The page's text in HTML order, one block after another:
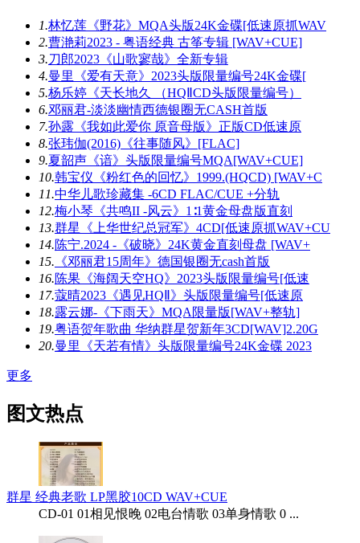
1.林忆莲《野花》MQA头版24K金碟[低速原抓WAV
2.曹滟莉2023 - 粤语经典 古筝专辑 [WAV+CUE]
3.刀郎2023《山歌寥哉》全新专辑
4.曼里《爱有天意》2023头版限量编号24K金碟[
5.杨乐婷《天长地久 （HQⅡCD头版限量编号）
6.邓丽君-淡淡幽情西德银圈无CASH首版
7.孙露《我如此爱你 原音母版》正版CD低速原
8.张玮伽(2016)《往事随风》[FLAC]
9.夏韶声《谙》头版限量编号MQA[WAV+CUE]
10.韩宝仪《粉红色的回忆》1999.(HQCD) [WAV+C
11.中华儿歌珍藏集 -6CD FLAC/CUE +分轨
12.梅小琴《共鸣II -风云》1∶1黄金母盘版直刻
13.群星《上华世纪总冠军》4CD[低速原抓WAV+CU
14.陈宁.2024 -《破晓》24K黄金直刻母盘 [WAV+
15. 《邓丽君15周年》德国银圈无cash首版
16.陈果《海阔天空HQ》2023头版限量编号[低速
17.蔻晴2023《遇见HQⅡ》头版限量编号[低速原
18.露云娜-《下雨天》MQA限量版[WAV+整轨]
19.粤语贺年歌曲 华纳群星贺新年3CD[WAV]2.20G
20.曼里《天若有情》头版限量编号24K金碟 2023
更多
图文热点
群星 经典老歌 LP黑胶10CD WAV+CUE
CD-01 01相见恨晚 02电台情歌 03单身情歌 0 ...